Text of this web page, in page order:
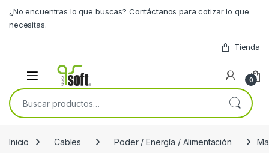
¿No encuentras lo que buscas? Contáctanos para cotizar lo que
necesitas.
Tienda
0
Buscar por:
Inicio Cables Poder / Energía / Alimentación